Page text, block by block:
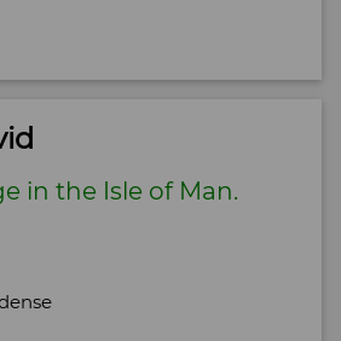
in the Isle of Man.